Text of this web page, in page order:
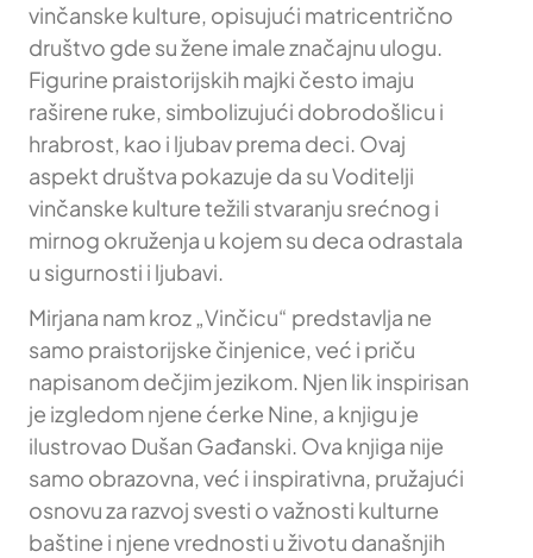
vinčanske kulture, opisujući matricentrično
društvo gde su žene imale značajnu ulogu.
Figurine praistorijskih majki često imaju
raširene ruke, simbolizujući dobrodošlicu i
hrabrost, kao i ljubav prema deci. Ovaj
aspekt društva pokazuje da su Voditelji
vinčanske kulture težili stvaranju srećnog i
mirnog okruženja u kojem su deca odrastala
u sigurnosti i ljubavi.
Mirjana nam kroz „Vinčicu“ predstavlja ne
samo praistorijske činjenice, već i priču
napisanom dečjim jezikom. Njen lik inspirisan
je izgledom njene ćerke Nine, a knjigu je
ilustrovao Dušan Gađanski. Ova knjiga nije
samo obrazovna, već i inspirativna, pružajući
osnovu za razvoj svesti o važnosti kulturne
baštine i njene vrednosti u životu današnjih